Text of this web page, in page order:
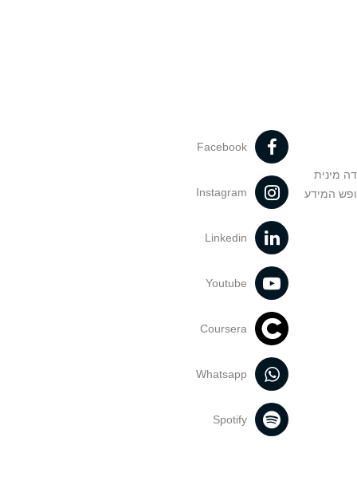
מינית
המידע
Facebook
Instagram
Linkedin
Youtube
Coursera
Whatsapp
Spotify